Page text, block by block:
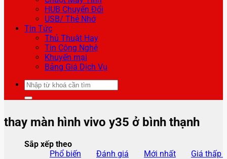
HUB Chuyển Đổi
USB/ Thẻ Nhớ
Tin Tức
Thủ Thuật Hay
Tin Công Nghệ
Khuyến mại
Bảng Giá Dịch Vụ
Tìm
kiếm:
thay màn hình vivo y35 ở bình thạnh
Sắp xếp theo
Phổ biến
Đánh giá Mới nhất Giá thấp